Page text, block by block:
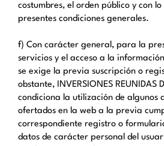
costumbres, el orden público y con
presentes condiciones generales.
f) Con carácter general, para la
servicios y el acceso a la
se exige la previa suscripción o
obstante, INVERSIONES REUNIDAS
condiciona la utilización de algunos
ofertados en la web a la previa
correspondiente registro o
datos de carácter personal del